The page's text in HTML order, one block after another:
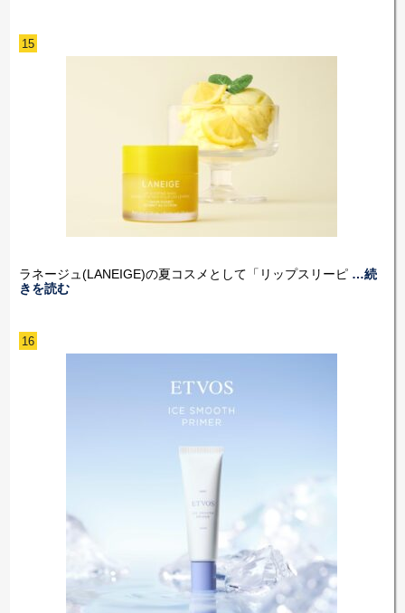
15
ラネージュ(LANEIGE)の夏コスメとして「リップスリーピ …続
きを読む
16